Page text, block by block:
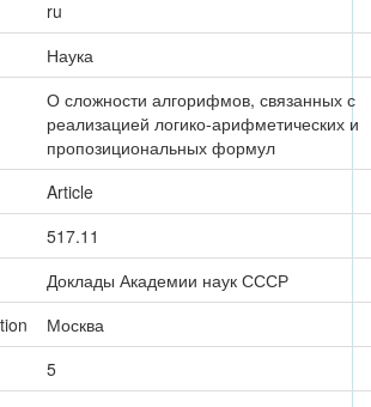
ru
Наука
О сложности алгорифмов, связанных с
реализацией логико-арифметических и
пропозициональных формул
Article
517.11
Доклады Академии наук СССР
Москва
5